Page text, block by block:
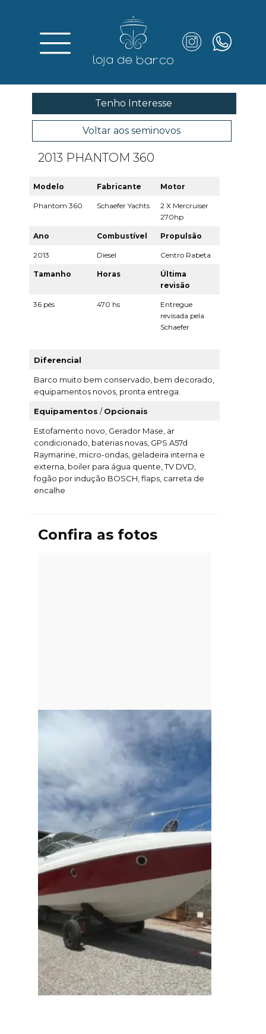
Voltar aos seminovos
Tenho Interesse
2013 PHANTOM 360
Modelo Fabricante Motor
Phantom 360 Schaefer Yachts
2 X Mercruiser
270hp
Ano Combustível Propulsão
2013 Diesel Centro Rabeta
Tamanho Horas
Última
revisão
36 pés 470 hs
Entregue
revisada pela
Schaefer
Diferencial
Barco muito bem conservado, bem decorado,
equipamentos novos, pronta entrega.
Equipamentos /Opcionais
Estofamento novo, Gerador Mase, ar
condicionado, baterias novas, GPS A57d
Raymarine, micro-ondas, geladeira interna e
externa, boiler para água quente, TV DVD,
fogão por indução BOSCH, flaps, carreta de
encalhe
Confira as fotos